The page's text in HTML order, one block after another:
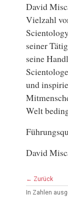
David
Vielzahl
seiner
seine
und
Welt
David
← Zurück
In Zahlen